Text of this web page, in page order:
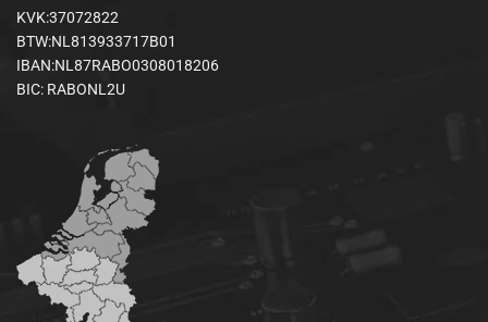
KVK:37072822
BTW:NL813933717B01
IBAN:NL87RABO0308018206
BIC: RABONL2U